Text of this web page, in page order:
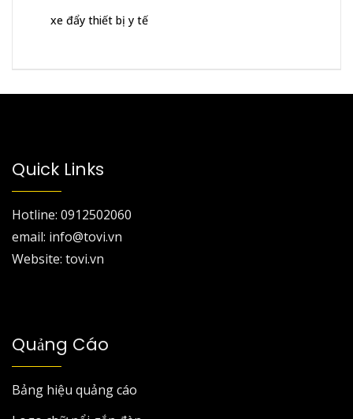
xe đẩy thiết bị y tế
Quick Links
Hotline: 0912502060
email: info@tovi.vn
Website: tovi.vn
Quảng Cáo
Bảng hiệu quảng cáo